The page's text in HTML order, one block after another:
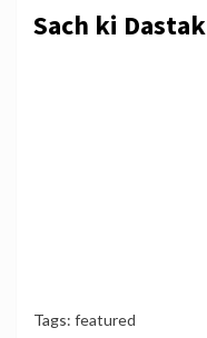
Sach ki Dastak
Tags: featured